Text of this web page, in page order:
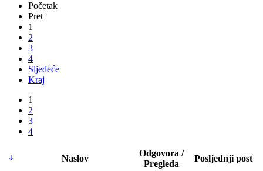
Početak
Pret
1
2
3
4
Sljedeće
Kraj
1
2
3
4
Naslov
Odgovora /
Pregleda
Posljednji post